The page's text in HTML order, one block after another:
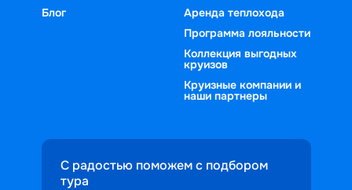
Блог
Аренда теплохода
Программа лояльности
Коллекция выгодных
круизов
Круизные компании и
наши партнеры
С радостью поможем с подбором
тура